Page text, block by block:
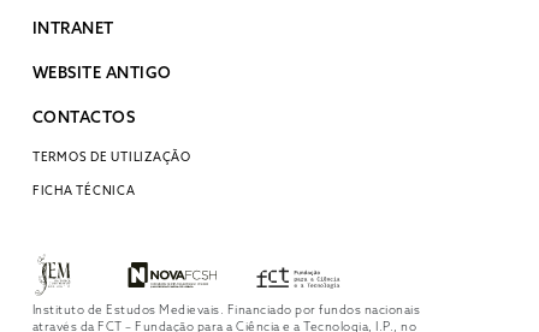
INTRANET
WEBSITE ANTIGO
CONTACTOS
TERMOS DE UTILIZAÇÃO
FICHA TÉCNICA
Instituto de Estudos Medievais. Financiado por fundos nacionais
através da FCT – Fundação para a Ciência e a Tecnologia, I.P., no